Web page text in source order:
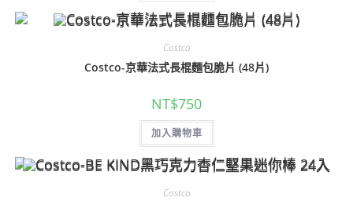
Costco
Costco-京華法式長棍麵包脆片 (48片)
NT$750
加入購物車
Costco